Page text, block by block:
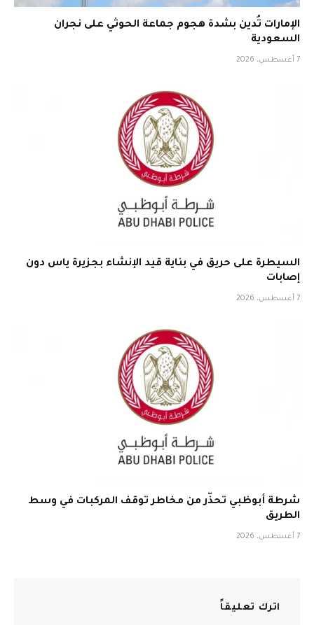
الإمارات تُدين بشدة هجوم جماعة الحوثي على نجران
السعودية
7 أغسطس، 2026
السيطرة على حريق في بناية قيد الإنشاء بجزيرة ياس دون
إصابات
7 أغسطس، 2026
شرطة أبوظبي تحذّر من مخاطر توقف المركبات في وسط
الطريق
7 أغسطس، 2026
اترك تعليقاً